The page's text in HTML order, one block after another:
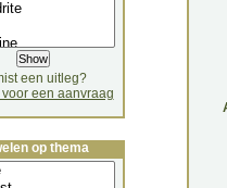
een uitleg?
voor een aanvraag
op thema